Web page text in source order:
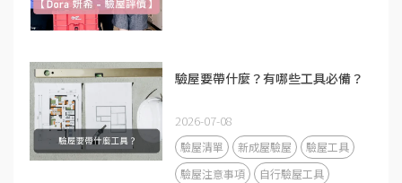
驗屋要帶什麼？有哪些工具必備？
2026-07-08
驗屋清單 新成屋驗屋
驗屋工具
驗屋注意事項
自行驗屋工具